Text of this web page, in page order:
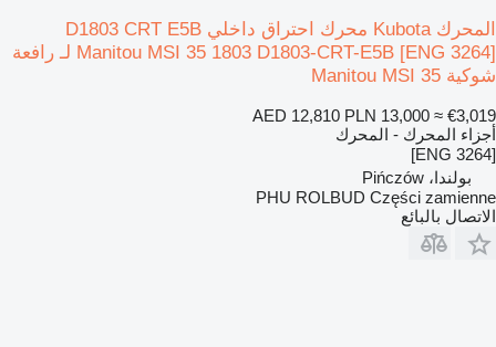
المحرك Kubota محرك احتراق داخلي D1803 CRT E5B
Manitou MSI 35 1803 D1803-CRT-E5B [ENG 3264] لـ رافعة
شوكية Manitou MSI 35
AED 12,810 PLN 13,000 ≈ €3,019
أجزاء المحرك - المحرك
[ENG 3264]
بولندا، Pińczów
PHU ROLBUD Części zamienne
الاتصال بالبائع